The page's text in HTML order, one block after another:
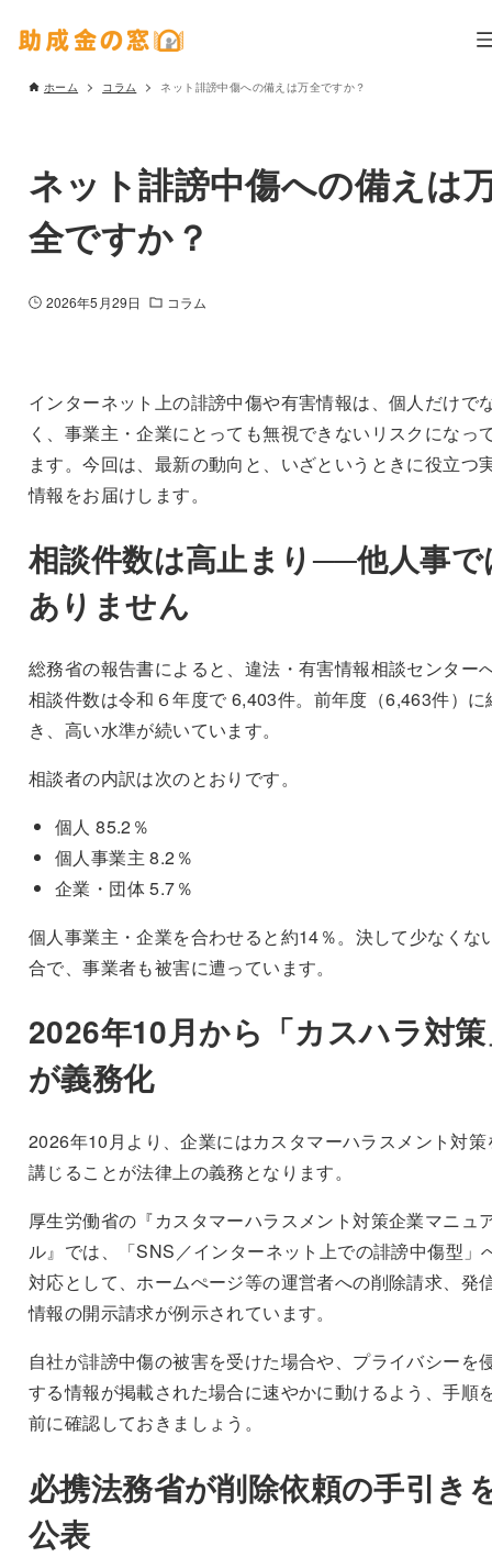
ホーム コラム ネット誹謗中傷への備えは万全ですか？
ネット誹謗中傷への備えは
全ですか？
2026年5月29日 コラム
インターネット上の誹謗中傷や有害情報は、個人だけで
く、事業主・企業にとっても無視できないリスクになっ
ます。今回は、最新の動向と、いざというときに役立つ
情報をお届けします。
相談件数は高止まり──他人事で
ありません
総務省の報告書によると、違法・有害情報相談センター
相談件数は令和６年度で 6,403件。前年度（6,463件）に
き、高い水準が続いています。
相談者の内訳は次のとおりです。
個人 85.2％
個人事業主 8.2％
企業・団体 5.7％
個人事業主・企業を合わせると約14％。決して少なくな
合で、事業者も被害に遭っています。
2026年10月から「カスハラ対
が義務化
2026年10月より、企業にはカスタマーハラスメント対策
講じることが法律上の義務となります。
厚生労働省の『カスタマーハラスメント対策企業マニュ
ル』では、「SNS／インターネット上での誹謗中傷型」
対応として、ホームぺージ等の運営者への削除請求、発
情報の開示請求が例示されています。
自社が誹謗中傷の被害を受けた場合や、プライバシーを
する情報が掲載された場合に速やかに動けるよう、手順
前に確認しておきましょう。
必携法務省が削除依頼の手引き
公表